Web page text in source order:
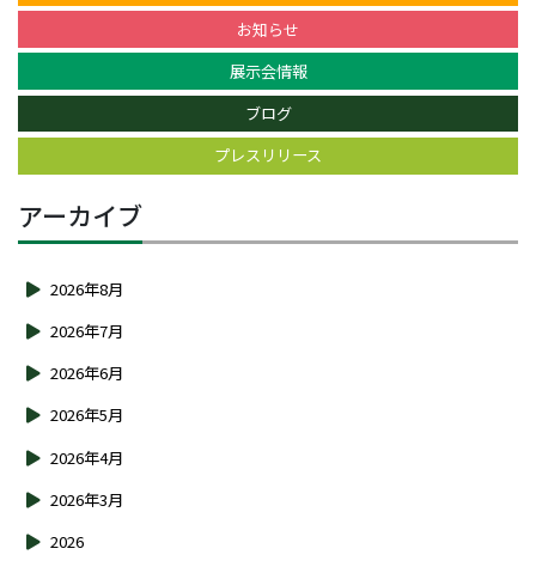
お知らせ
展示会情報
ブログ
プレスリリース
アーカイブ
2026年8月
2026年7月
2026年6月
2026年5月
2026年4月
2026年3月
2026